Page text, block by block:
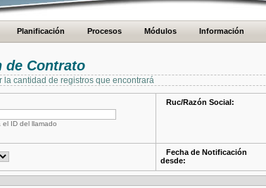
Planificación Procesos Módulos Información
de Contrato
la cantidad de registros que encontrará
el ID del llamado
Ruc/Razón Social:
Fecha de Notificación
desde: